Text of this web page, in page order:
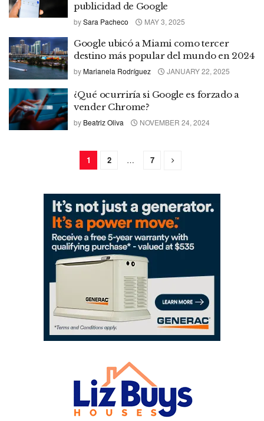
publicidad de Google
bySara Pacheco MAY 3, 2025
Google ubicó a Miami como tercer
destino más popular del mundo en 2024
byMarianela Rodríguez JANUARY 22, 2025
¿Qué ocurriría si Google es forzado a
vender Chrome?
by Beatriz Oliva NOVEMBER 24, 2024
1 2 … 7